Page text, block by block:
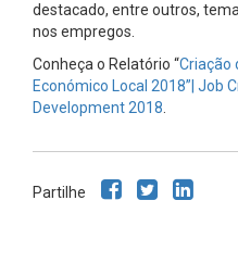
destacado, entre outros,
nos empregos.
Conheça o Relatório “Criação
Económico Local 2018”| Job
Development 2018.
Partilhe